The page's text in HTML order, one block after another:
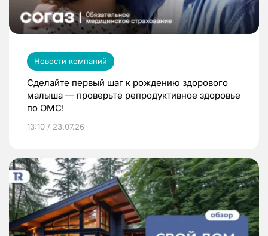
Новости компаний
Сделайте первый шаг к рождению здорового
малыша — проверьте репродуктивное здоровье
по ОМС!
13:10 / 23.07.26